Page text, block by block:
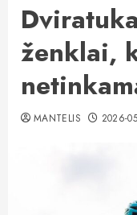
ženklai,
MANTELIS 2026-